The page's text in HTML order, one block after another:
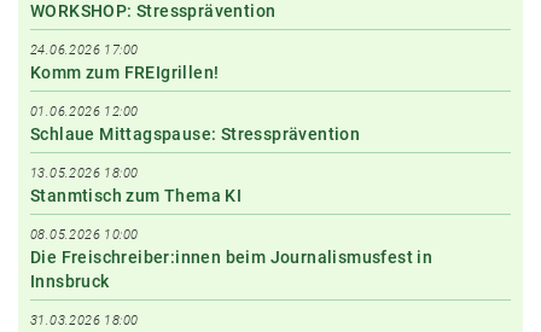
WORKSHOP: Stressprävention
24.06.2026 17:00
Komm zum FREIgrillen!
01.06.2026 12:00
Schlaue Mittagspause: Stressprävention
13.05.2026 18:00
Stanmtisch zum Thema KI
08.05.2026 10:00
Die Freischreiber:innen beim Journalismusfest in
Innsbruck
31.03.2026 18:00